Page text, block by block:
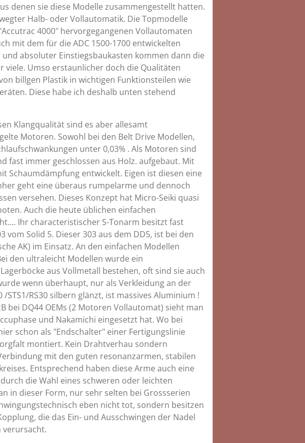
denen sie diese Modelle zusammengestellt hatten.
Halb- oder Vollautomatik. Die Topmodelle
4000" hervorgegangenen Vollautomaten
mit dem für die ADC 1500-1700 entwickelten
absoluter Einstiegsbaukasten kommen dann die
viele. Umso erstaunlicher doch die Qualitäten
billgen Plastik in wichtigen Funktionsteilen wie
Diese habe ich deshalb unten stehend
Klangqualität sind es aber allesamt
Motoren. Sowohl bei den Belt Drive Modellen,
unter 0,03% . Als Motoren sind
fast immer geschlossen aus Holz. aufgebaut. Mit
Schaumdämpfung entwickelt. Eigen ist diesen eine
geht eine überaus rumpelarme und dennoch
versehen. Dieses Konzept hat Micro-Seiki quasi
Auch die heute üblichen einfachen
Ihr characteristischer S-Tonarm besitzt fast
Solid 5. Dieser 303 aus dem DD5, ist bei den
AK) im Einsatz. An den einfachen Modellen
den ultraleicht Modellen wurde ein
aus Vollmetall bestehen, oft sind sie auch
wenn überhaupt, nur als Verkleidung an der
STS1/RS30 silbern glänzt, ist massives Aluminium !
bei DQ44 OEMs (2 Motoren Vollautomat) sieht man
und Nakamichi eingesetzt hat. Wo bei
schon als "Endschalter" einer Fertigungslinie
montiert. Kein Drahtverhau sondern
mit den guten resonanzarmen, stabilen
Entsprechend haben diese Arme auch eine
die Wahl eines schweren oder leichten
in dieser Form, nur sehr selten bei Grossserien
eben nicht tot, sondern besitzen
die das Ein- und Ausschwingen der Nadel
verursacht.